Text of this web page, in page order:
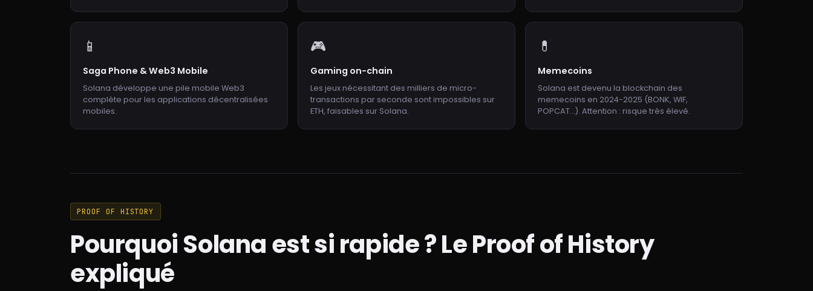
📱
Saga Phone & Web3 Mobile
Solana développe une pile mobile Web3
complète pour les applications décentralisées
mobiles.
🎮
Gaming on-chain
Les jeux nécessitant des milliers de micro-
transactions par seconde sont impossibles sur
ETH, faisables sur Solana.
💊
Memecoins
Solana est devenu la blockchain des
memecoins en 2024-2025 (BONK, WIF,
POPCAT…). Attention : risque très élevé.
PROOF OF HISTORY
Pourquoi Solana est si rapide ? Le Proof of History
expliqué